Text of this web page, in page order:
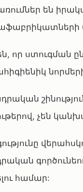
են
որ ստուգման
չեն
համար: